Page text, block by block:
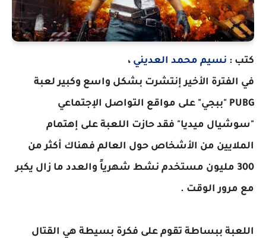
كتب : نسيم محمد العديني ،
في الفترة الأخير إنتشرت بشكل واسع وكبير لعبة
PUBG
"ببجي" على مواقع التواصل الإجتماعي
"سوشيال ميديا" فقد حازت اللعبة على إهتمام
الملايين من الأشخاص حول العالم فهناك أكثر من
300 مليون مستخدم نشط شهرياً والعدد ما زال يكبر
مع مرور الوقت .
اللعبة ببساطة تقوم على فكرة بسيطة هي القتال